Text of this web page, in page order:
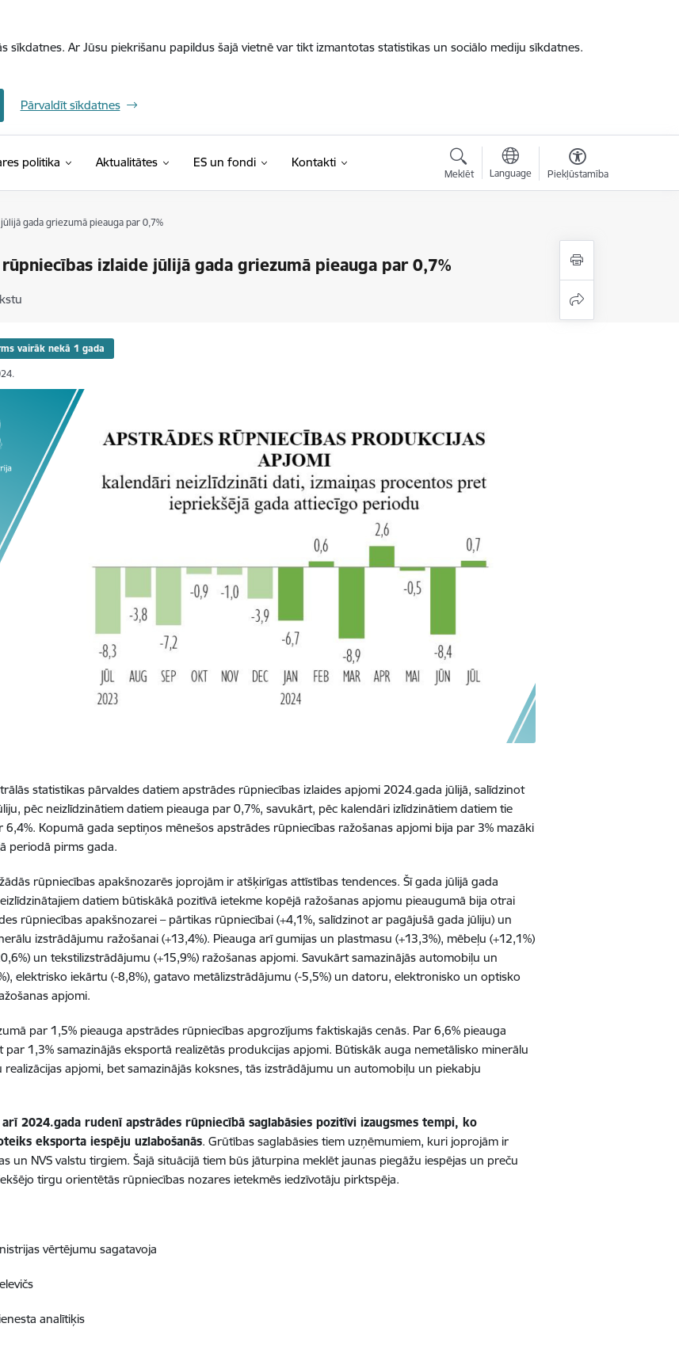
sīkdatnes. Ar Jūsu piekrišanu papildus šajā vietnē var tikt izmantotas statistikas un sociālo mediju sīkdatnes.
Pārvaldīt sīkdatnes
politika Aktualitātes ES un fondi Kontakti
Meklēt Language Piekļūstamība
gada griezumā pieauga par 0,7%
izlaide jūlijā gada griezumā pieauga par 0,7%
vairāk nekā 1 gada
statistikas pārvaldes datiem apstrādes rūpniecības izlaides apjomi 2024.gada jūlijā, salīdzinot
pēc neizlīdzinātiem datiem pieauga par 0,7%, savukārt, pēc kalendāri izlīdzinātiem datiem tie
6,4%. Kopumā gada septiņos mēnešos apstrādes rūpniecības ražošanas apjomi bija par 3% mazāki
periodā pirms gada.
rūpniecības apakšnozarēs joprojām ir atšķirīgas attīstības tendences. Šī gada jūlijā gada
datiem būtiskākā pozitīvā ietekme kopējā ražošanas apjomu pieaugumā bija otrai
rūpniecības apakšnozarei – pārtikas rūpniecībai (+4,1%, salīdzinot ar pagājušā gada jūliju) un
izstrādājumu ražošanai (+13,4%). Pieauga arī gumijas un plastmasu (+13,3%), mēbeļu (+12,1%)
un tekstilizstrādājumu (+15,9%) ražošanas apjomi. Savukārt samazinājās automobiļu un
elektrisko iekārtu (-8,8%), gatavo metālizstrādājumu (-5,5%) un datoru, elektronisko un optisko
apjomi.
par 1,5% pieauga apstrādes rūpniecības apgrozījums faktiskajās cenās. Par 6,6% pieauga
par 1,3% samazinājās eksportā realizētās produkcijas apjomi. Būtiskāk auga nemetālisko minerālu
realizācijas apjomi, bet samazinājās koksnes, tās izstrādājumu un automobiļu un piekabju
arī 2024.gada rudenī apstrādes rūpniecībā saglabāsies pozitīvi izaugsmes tempi, ko
eksporta iespēju uzlabošanās. Grūtības saglabāsies tiem uzņēmumiem, kuri joprojām ir
un NVS valstu tirgiem. Šajā situācijā tiem būs jāturpina meklēt jaunas piegāžu iespējas un preču
tirgu orientētās rūpniecības nozares ietekmēs iedzīvotāju pirktspēja.
vērtējumu sagatavoja
analītiķis